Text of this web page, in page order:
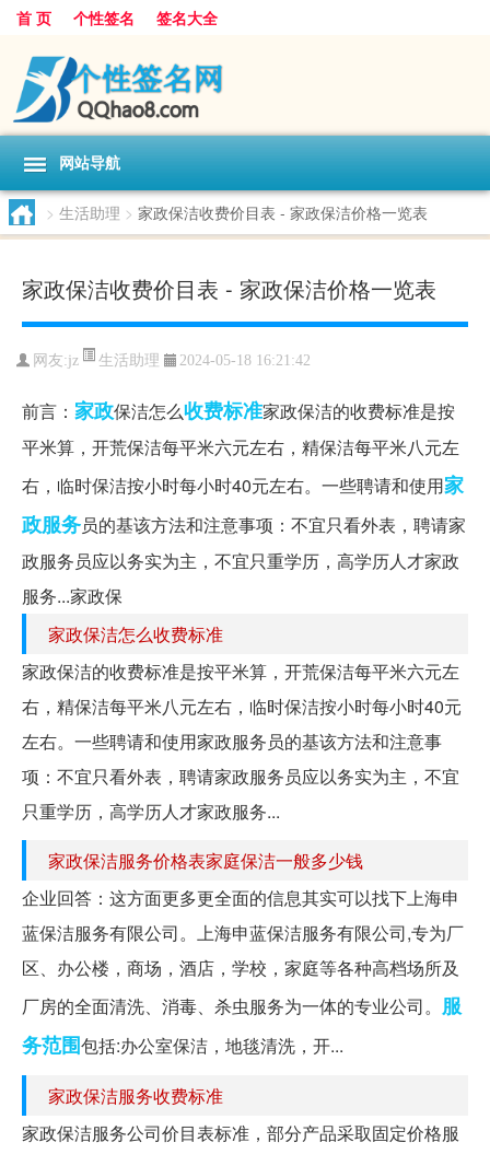
首 页 个性签名 签名大全
网站导航
> 生活助理 > 家政保洁收费价目表 - 家政保洁价格一览表
家政保洁收费价目表 - 家政保洁价格一览表
网友:jz 生活助理 2024-05-18 16:21:42
前言： 家政保洁怎么收费标准家政保洁的收费标准是按
平米算，开荒保洁每平米六元左右，精保洁每平米八元左
右，临时保洁按小时每小时40元左右。一些聘请和使用家
政服务员的基该方法和注意事项：不宜只看外表，聘请家
政服务员应以务实为主，不宜只重学历，高学历人才家政
服务...家政保
家政保洁怎么收费标准
家政保洁的收费标准是按平米算，开荒保洁每平米六元左
右，精保洁每平米八元左右，临时保洁按小时每小时40元
左右。一些聘请和使用家政服务员的基该方法和注意事
项：不宜只看外表，聘请家政服务员应以务实为主，不宜
只重学历，高学历人才家政服务...
家政保洁服务价格表家庭保洁一般多少钱
企业回答：这方面更多更全面的信息其实可以找下上海申
蓝保洁服务有限公司。上海申蓝保洁服务有限公司,专为厂
区、办公楼，商场，酒店，学校，家庭等各种高档场所及
厂房的全面清洗、消毒、杀虫服务为一体的专业公司。 服
务范围包括:办公室保洁，地毯清洗，开...
家政保洁服务收费标准
家政保洁服务公司价目表标准，部分产品采取固定价格服